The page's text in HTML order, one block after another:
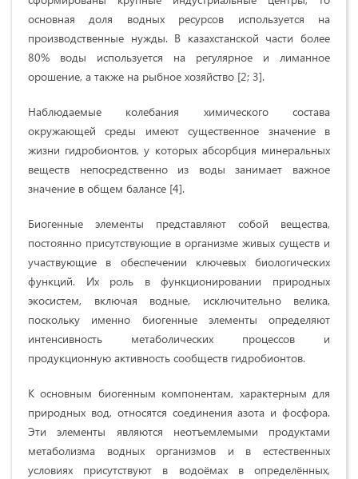
основная доля водных ресурсов используется на
производственные нужды. В казахстанской части более
80% воды используется на регулярное и лиманное
орошение, а также на рыбное хозяйство [2; 3].
Наблюдаемые колебания химического состава
окружающей среды имеют существенное значение в
жизни гидробионтов, у которых абсорбция минеральных
веществ непосредственно из воды занимает важное
значение в общем балансе [4].
Биогенные элементы представляют собой вещества,
постоянно присутствующие в организме живых существ и
участвующие в обеспечении ключевых биологических
функций. Их роль в функционировании природных
экосистем, включая водные, исключительно велика,
поскольку именно биогенные элементы определяют
интенсивность метаболических процессов и
продукционную активность сообществ гидробионтов.
К основным биогенным компонентам, характерным для
природных вод, относятся соединения азота и фосфора.
Эти элементы являются неотъемлемыми продуктами
метаболизма водных организмов и в естественных
условиях присутствуют в водоёмах в определённых,